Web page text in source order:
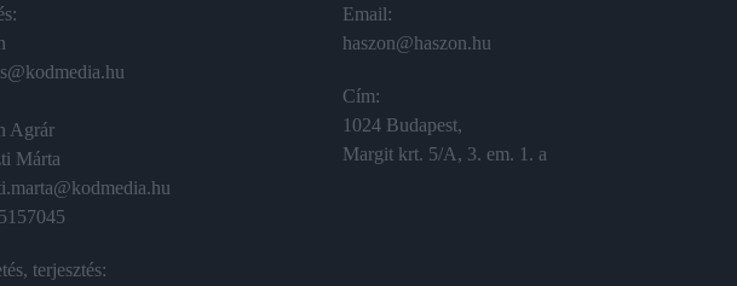
Agrár
Márta
terjesztés:
Email:
haszon@haszon.hu
Cím:
1024 Budapest,
Margit krt. 5/A, 3. em. 1. a